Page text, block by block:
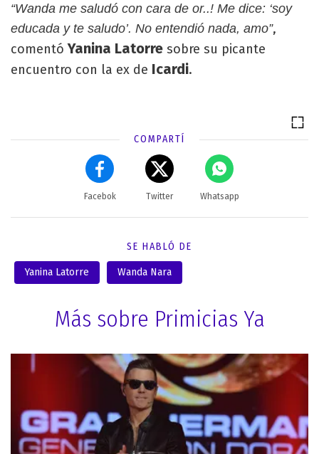
“Wanda me saludó con cara de or..! Me dice: ‘soy
educada y te saludo’. No entendió nada, amo”,
comentóYanina Latorre sobre su picante
encuentro con la ex de Icardi.
COMPARTÍ
Facebok Twitter Whatsapp
SE HABLÓ DE
Yanina Latorre Wanda Nara
Más sobre Primicias Ya